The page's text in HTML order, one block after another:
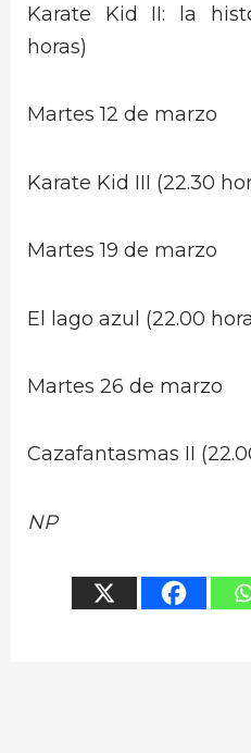
Karate Kid II: la
horas)
Martes 12 de marzo
Karate Kid III (22.30
Martes 19 de marzo
El lago azul (22.00
Martes 26 de marzo
Cazafantasmas II
NP